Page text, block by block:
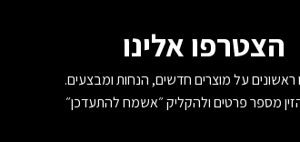
הצטרפו אלינו
ראשונים על מוצרים חדשים, הנחות ומבצעים.
מספר פרטים ולהקליק ״אשמח להתעדכן״